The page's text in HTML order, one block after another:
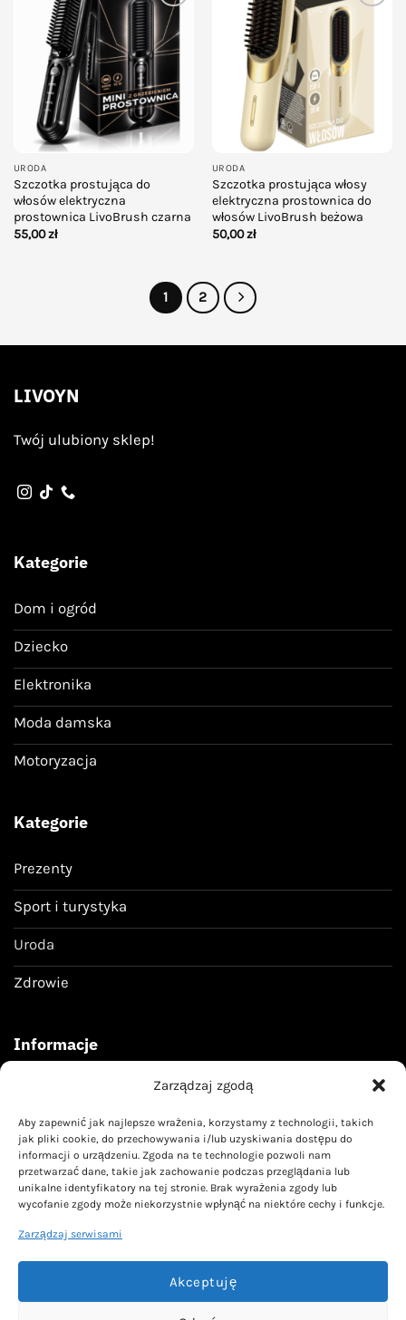
Zarządzaj zgodą
Aby zapewnić jak najlepsze wrażenia, korzystamy z technologii, takich
jak pliki cookie, do przechowywania i/lub uzyskiwania dostępu do
informacji o urządzeniu. Zgoda na te technologie pozwoli nam
przetwarzać dane, takie jak zachowanie podczas przeglądania lub
unikalne identyfikatory na tej stronie. Brak wyrażenia zgody lub
wycofanie zgody może niekorzystnie wpłynąć na niektóre cechy i funkcje.
Zarządzaj serwisami
Akceptuję
Add to
wishlist
URODA
Szczotka prostująca do
włosów elektryczna
prostownica LivoBrush czarna
55,00zł
Add to
wishlist
URODA
Szczotka prostująca włosy
elektryczna prostownica do
włosów LivoBrush beżowa
50,00zł
1 2
LIVOYN
Twój ulubiony sklep!
Kategorie
Dom i ogród
Dziecko
Elektronika
Moda damska
Motoryzacja
Kategorie
Prezenty
Sport i turystyka
Uroda
Zdrowie
Informacje
Polityka prywatności
Kontakt
kontakt@livoyn.pl